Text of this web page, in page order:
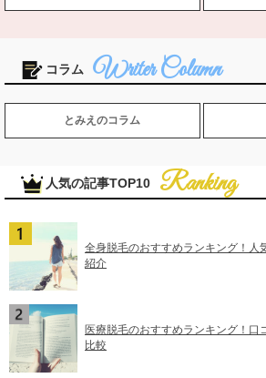
コラム
とみえのコラム
人気の記事TOP10
全身脱毛のおすすめランキング！人
紹介
医療脱毛のおすすめランキング！口
比較